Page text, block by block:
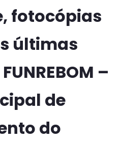
fotocópias
últimas
–
de
do